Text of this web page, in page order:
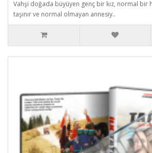
Vahşi doğada büyüyen genç bir kız, normal bir
taşınır ve normal olmayan annesiy..